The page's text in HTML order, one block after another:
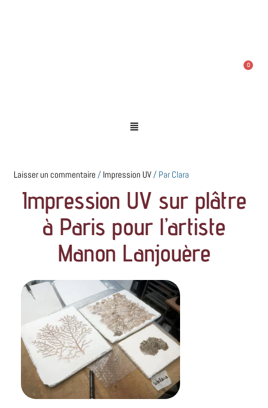
Menu
Laisser un commentaire / Impression UV/ Par Clara
Impression UV sur plâtre
à Paris pour l’artiste
Manon Lanjouère